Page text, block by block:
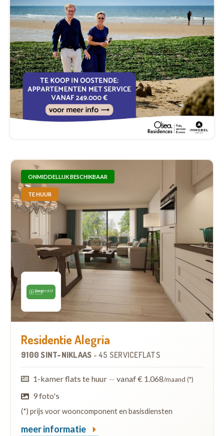
ONMIDDELLIJK BESCHIKBAAR
TE HUUR
Residentie Alegria
9100 SINT-NIKLAAS - 45 SERVICEFLATS
1-kamer flats te huur — vanaf € 1.068/maand (*)
9 foto's
(*) prijs voor wooncomponent en basisdiensten
meer informatie